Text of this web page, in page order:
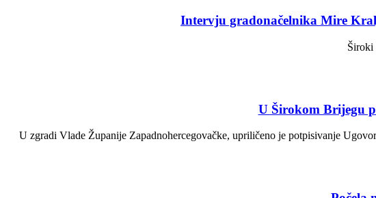
Intervju gradonačelnika Mire
Široki
U Širokom Brijegu
U zgradi Vlade Županije Zapadnohercegovačke, upriličeno je potpisivanje